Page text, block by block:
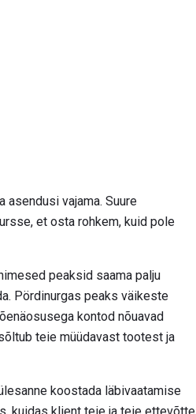
asendusi vajama. Suure
et osta rohkem, kuid pole
peaksid saama palju
Pördinurgas peaks väikeste
kontod nõuavad
teie müüdavast tootest ja
koostada läbivaatamise
kuidas klient teie ja teie ettevõtte